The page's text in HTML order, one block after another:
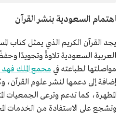
اهتمام السعودية بنشر القرآن
يجد القرآن الكريم الذي يمثل كتاب
العربية السعودية تلاوةً وتجويدًا
مواصلتها لطباعته في مجمع الملك
إضافة إلى دعمها لنشر علوم القرآن،
المطهرة، كما تدعم وترعى الجمعيات
وتشجع على الاستفادة من الخدمات